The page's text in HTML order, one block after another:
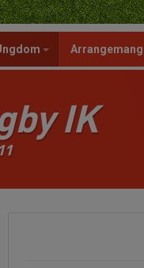
Arrangemang
IK